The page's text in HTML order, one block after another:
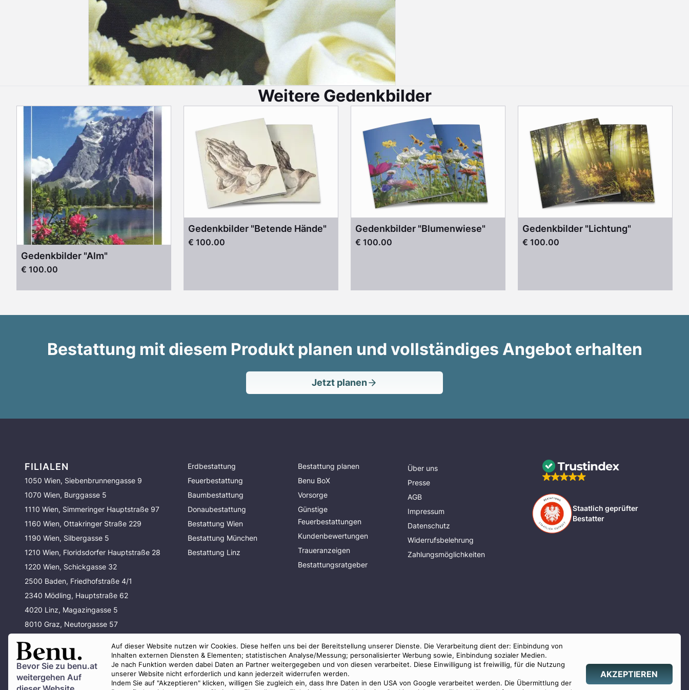
Bevor Sie zu benu.at
weitergehen Auf
Auf dieser Website nutzen wir Cookies. Diese helfen uns bei der Bereitstellung unserer Dienste. Die Verarbeitung dient der: Einbindung von
Inhalten externen Diensten & Elementen; statistischen Analyse/Messung; personalisierter Werbung sowie, Einbindung sozialer Medien.
Je nach Funktion werden dabei Daten an Partner weitergegeben und von diesen verarbeitet. Diese Einwilligung ist freiwillig, für die Nutzung
unserer Website nicht erforderlich und kann jederzeit widerrufen werden.
Indem Sie auf "Akzeptieren" klicken, willigen Sie zugleich ein, dass Ihre Daten in den USA von Google verarbeitet werden. Die Übermittlung der
AKZEPTIEREN
Weitere Gedenkbilder
Gedenkbilder "Alm"
€ 100.00
Gedenkbilder "Betende Hände"
€ 100.00
Gedenkbilder "Blumenwiese"
€ 100.00
Gedenkbilder "Lichtung"
€ 100.00
Bestattung mit diesem Produkt planen und vollständiges Angebot erhalten
Jetzt planen
FILIALEN
1050 Wien, Siebenbrunnengasse 9
1070 Wien, Burggasse 5
1110 Wien, Simmeringer Hauptstraße 97
1160 Wien, Ottakringer Straße 229
1190 Wien, Silbergasse 5
1210 Wien, Floridsdorfer Hauptstraße 28
1220 Wien, Schickgasse 32
2500 Baden, Friedhofstraße 4/1
2340 Mödling, Hauptstraße 62
4020 Linz, Magazingasse 5
8010 Graz, Neutorgasse 57
80637 München, Baldurstraße 29
Erdbestattung
Feuerbestattung
Baumbestattung
Donaubestattung
Bestattung Wien
Bestattung München
Bestattung Linz
Bestattung planen
Benu BoX
Vorsorge
Günstige
Feuerbestattungen
Kundenbewertungen
Traueranzeigen
Bestattungsratgeber
Über uns
Presse
AGB
Impressum
Datenschutz
Widerrufsbelehrung
Zahlungsmöglichkeiten
Staatlich geprüfter
Bestatter